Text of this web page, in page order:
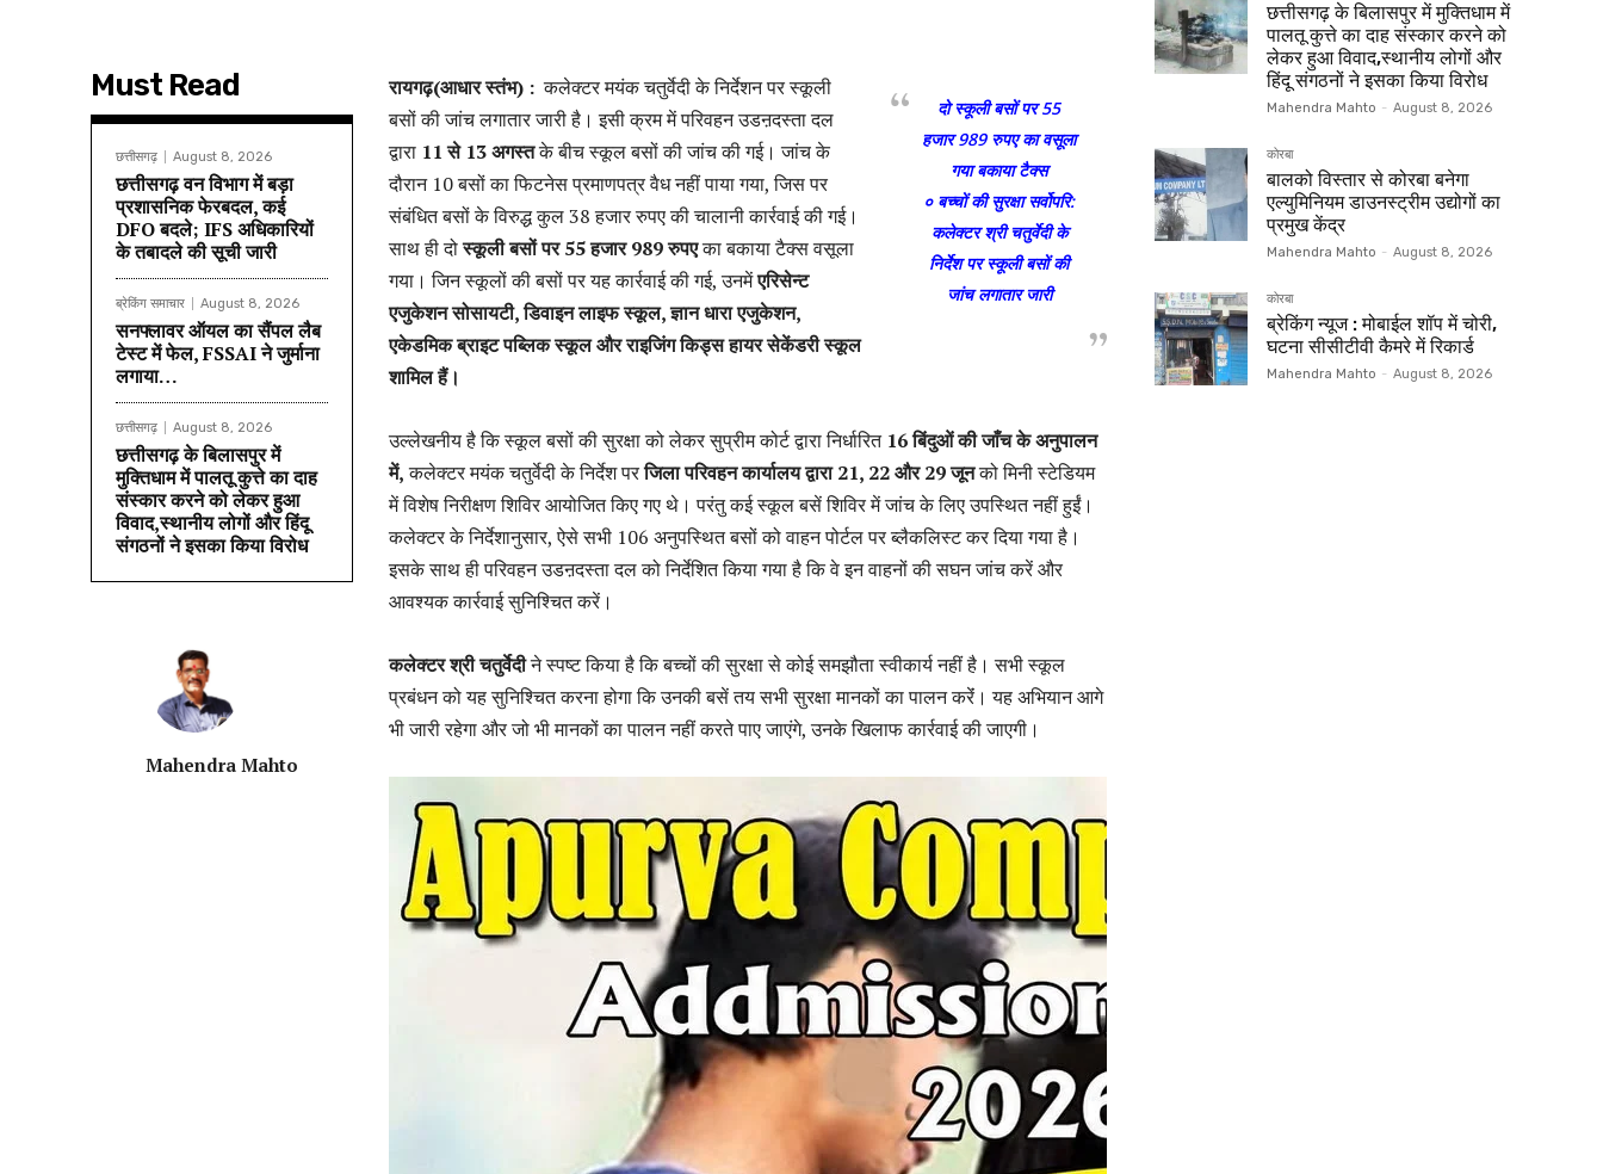
Must Read
छत्तीसगढ़ August 8, 2026
छत्तीसगढ़ वन विभाग में बड़ा
प्रशासनिक फेरबदल, कई
DFO बदले; IFS अधिकारियों
के तबादले की सूची जारी
ब्रेकिंग समाचार August 8, 2026
सनफ्लावर ऑयल का सैंपल लैब
टेस्ट में फेल, FSSAI ने जुर्माना
लगाया…
छत्तीसगढ़ August 8, 2026
छत्तीसगढ़ के बिलासपुर में
मुक्तिधाम में पालतू कुत्ते का दाह
संस्कार करने को लेकर हुआ
विवाद,स्थानीय लोगों और हिंदू
संगठनों ने इसका किया विरोध
Mahendra Mahto
दो स्कूली बसों पर 55
हजार 989 रुपए का वसूला
गया बकाया टैक्स
० बच्चों की सुरक्षा सर्वोपरि:
कलेक्टर श्री चतुर्वेदी के
निर्देश पर स्कूली बसों की
जांच लगातार जारी
रायगढ़(आधार स्तंभ) :कलेक्टर मयंक चतुर्वेदी के निर्देशन पर स्कूली
बसों की जांच लगातार जारी है। इसी क्रम में परिवहन उडऩदस्ता दल
द्वारा 11 से 13 अगस्तके बीच स्कूल बसों की जांच की गई। जांच के
दौरान 10 बसों का फिटनेस प्रमाणपत्र वैध नहीं पाया गया, जिस पर
संबंधित बसों के विरुद्ध कुल 38 हजार रुपए की चालानी कार्रवाई की गई।
साथ ही दोस्कूली बसों पर 55 हजार 989 रुपएका बकाया टैक्स वसूला
गया। जिन स्कूलों की बसों पर यह कार्रवाई की गई, उनमेंएरिसेन्ट
एजुकेशन सोसायटी, डिवाइन लाइफ स्कूल, ज्ञान धारा एजुकेशन,
एकेडमिक ब्राइट पब्लिक स्कूल और राइजिंग किड्स हायर सेकेंडरी स्कूल
शामिल हैं।
उल्लेखनीय है कि स्कूल बसों की सुरक्षा को लेकर सुप्रीम कोर्ट द्वारा निर्धारित 16 बिंदुओं की जाँच के अनुपालन
में,कलेक्टर मयंक चतुर्वेदी के निर्देश परजिला परिवहन कार्यालय द्वारा 21, 22 और 29 जूनको मिनी स्टेडियम
में विशेष निरीक्षण शिविर आयोजित किए गए थे। परंतु कई स्कूल बसें शिविर में जांच के लिए उपस्थित नहीं हुईं।
कलेक्टर के निर्देशानुसार, ऐसे सभी 106 अनुपस्थित बसों को वाहन पोर्टल पर ब्लैकलिस्ट कर दिया गया है।
इसके साथ ही परिवहन उडऩदस्ता दल को निर्देशित किया गया है कि वे इन वाहनों की सघन जांच करें और
आवश्यक कार्रवाई सुनिश्चित करें।
कलेक्टर श्री चतुर्वेदीने स्पष्ट किया है कि बच्चों की सुरक्षा से कोई समझौता स्वीकार्य नहीं है। सभी स्कूल
प्रबंधन को यह सुनिश्चित करना होगा कि उनकी बसें तय सभी सुरक्षा मानकों का पालन करेंं। यह अभियान आगे
भी जारी रहेगा और जो भी मानकों का पालन नहीं करते पाए जाएंगे, उनके खिलाफ कार्रवाई की जाएगी।
छत्तीसगढ़ के बिलासपुर में मुक्तिधाम में
पालतू कुत्ते का दाह संस्कार करने को
लेकर हुआ विवाद,स्थानीय लोगों और
हिंदू संगठनों ने इसका किया विरोध
Mahendra Mahto - August 8, 2026
कोरबा
बालको विस्तार से कोरबा बनेगा
एल्युमिनियम डाउनस्ट्रीम उद्योगों का
प्रमुख केंद्र
Mahendra Mahto - August 8, 2026
कोरबा
ब्रेकिंग न्यूज : मोबाईल शॉप में चोरी,
घटना सीसीटीवी कैमरे में रिकार्ड
Mahendra Mahto - August 8, 2026